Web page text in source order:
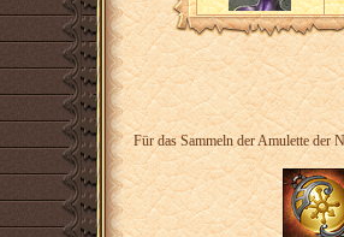
Für das Sammeln der Amulette der